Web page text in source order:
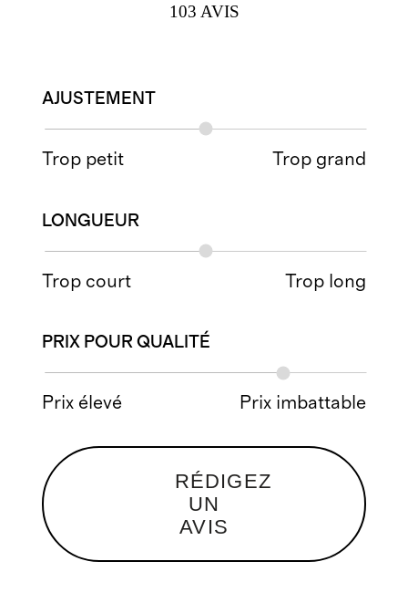
103 AVIS
AJUSTEMENT
Trop petit Trop grand
LONGUEUR
Trop court Trop long
PRIX POUR QUALITÉ
Prix élevé Prix imbattable
RÉDIGEZ
UN
AVIS